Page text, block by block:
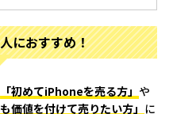
におすすめ！
「初めてiPhoneを売る方」 や
価値を付けて売りたい方」 に